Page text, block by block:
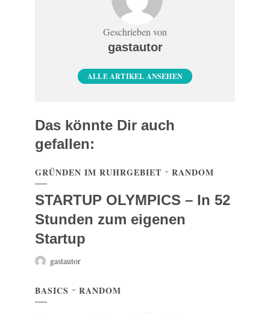
Geschrieben von
gastautor
ALLE ARTIKEL ANSEHEN
Das könnte Dir auch
gefallen:
GRÜNDEN IM RUHRGEBIET RANDOM
STARTUP OLYMPICS – In 52
Stunden zum eigenen
Startup
gastautor
BASICS RANDOM